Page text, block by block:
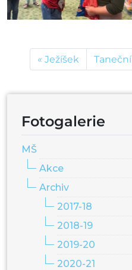
Ježíšek Taneční
Fotogalerie
MŠ
Akce
Archiv
2017-18
2018-19
2019-20
2020-21